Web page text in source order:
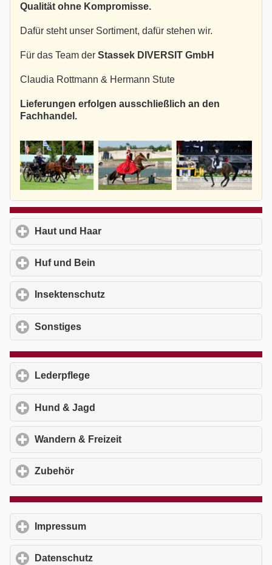
Qualität ohne Kompromisse.
Dafür steht unser Sortiment, dafür stehen wir.
Für das Team der Stassek DIVERSIT GmbH
Claudia Rottmann & Hermann Stute
Lieferungen erfolgen ausschließlich an den
Fachhandel.
Haut und Haar
Huf und Bein
Insektenschutz
Sonstiges
Lederpflege
Hund & Jagd
Wandern & Freizeit
Zubehör
Impressum
Datenschutz